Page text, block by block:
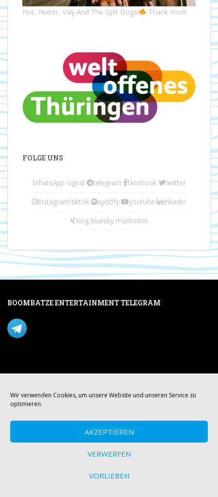
Wir verwenden Cookies, um unsere Website und unseren Service zu
optimieren.
AKZEPTIEREN
VERWERFEN
VORLIEBEN
Hot, Hotter, Valy And The Split Dogs! Thank You!!!
FOLGE UNS
WhatsApp signal telegram facebook twitter
instagram tiktok spotify youtube linkedin
Xing bluesky mastodon
BOOMBATZE ENTERTAINMENT TELEGRAM